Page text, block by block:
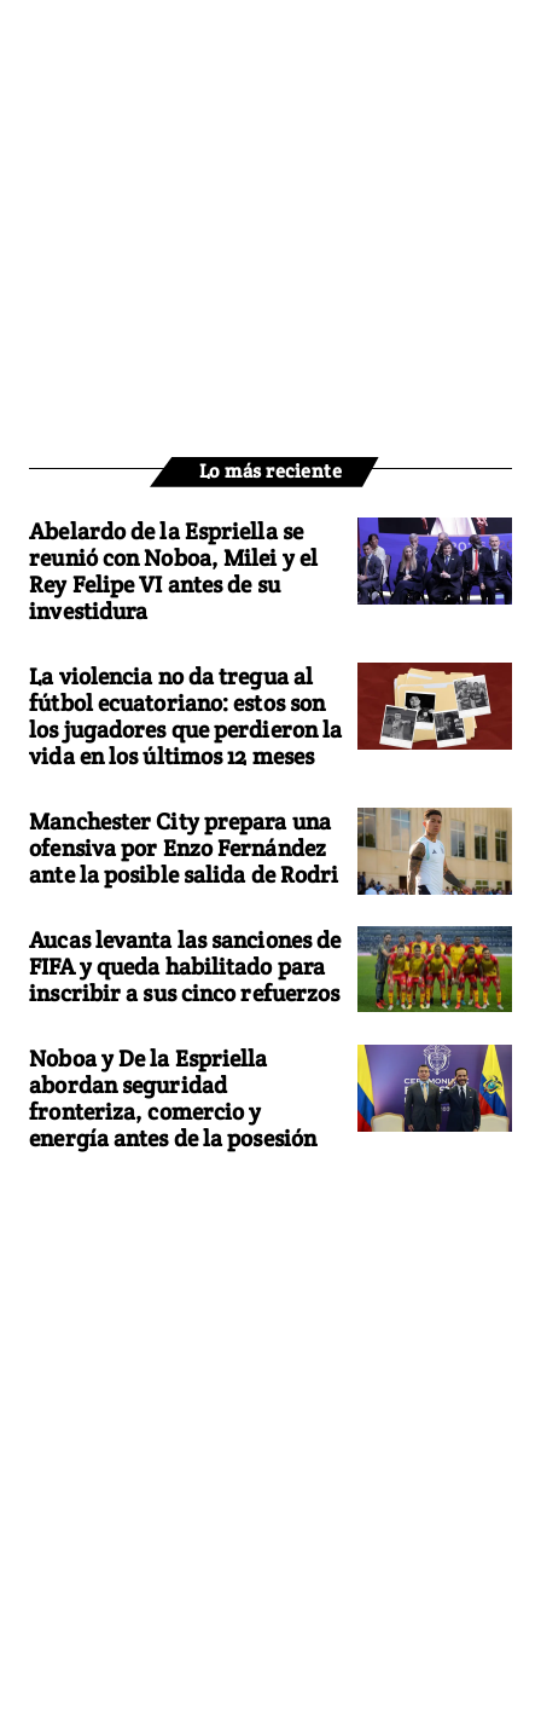
Lo más reciente
Abelardo de la Espriella se
reunió con Noboa, Milei y el
Rey Felipe VI antes de su
investidura
La violencia no da tregua al
fútbol ecuatoriano: estos son
los jugadores que perdieron la
vida en los últimos 12 meses
Manchester City prepara una
ofensiva por Enzo Fernández
ante la posible salida de Rodri
Aucas levanta las sanciones de
FIFA y queda habilitado para
inscribir a sus cinco refuerzos
Noboa y De la Espriella
abordan seguridad
fronteriza, comercio y
energía antes de la posesión